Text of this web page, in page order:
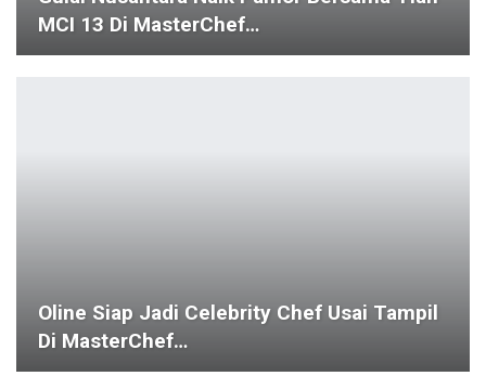
MCI 13 Di MasterChef…
Oline Siap Jadi Celebrity Chef Usai Tampil
Di MasterChef…